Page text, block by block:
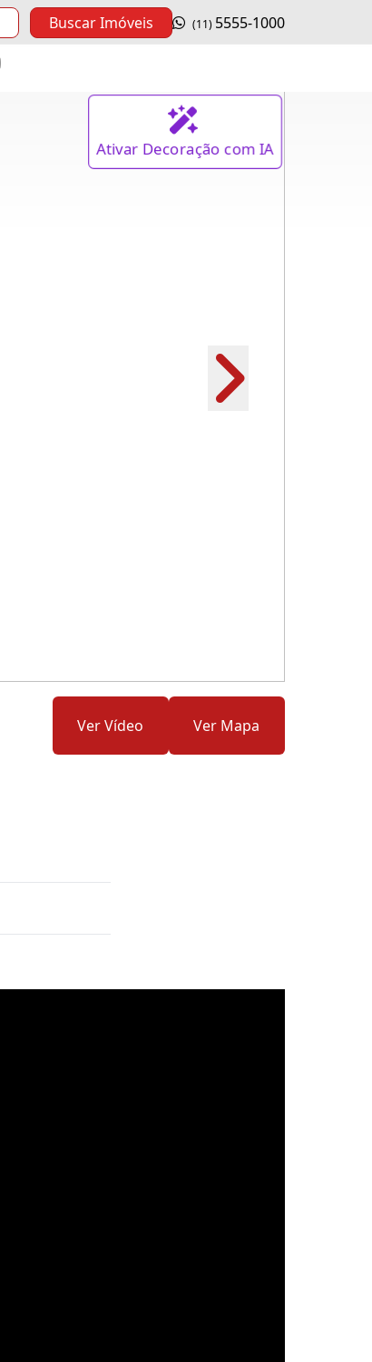
Buscar Imóveis (11) 5555-1000
Ativar Decoração com IA
Ver Vídeo Ver Mapa